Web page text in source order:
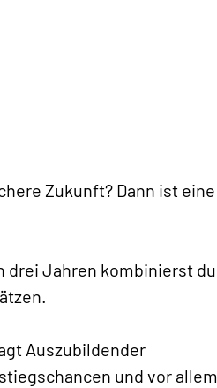
Zukunft? Dann ist eine
drei Jahren kombinierst du
Auszubildender
und vor allem